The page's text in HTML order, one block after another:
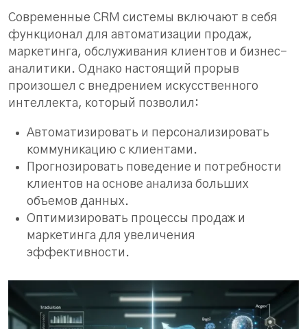
Современные CRM системы включают в себя
функционал для автоматизации продаж,
маркетинга, обслуживания клиентов и бизнес-
аналитики. Однако настоящий прорыв
произошел с внедрением искусственного
интеллекта, который позволил:
Автоматизировать и персонализировать
коммуникацию с клиентами.
Прогнозировать поведение и потребности
клиентов на основе анализа больших
объемов данных.
Оптимизировать процессы продаж и
маркетинга для увеличения
эффективности.